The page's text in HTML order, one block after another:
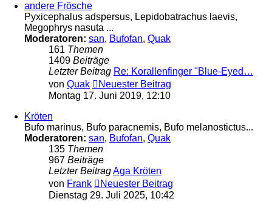
andere Frösche
Pyxicephalus adspersus, Lepidobatrachus laevis,
Megophrys nasuta ...
Moderatoren: san, Bufofan, Quak
161 Themen
1409 Beiträge
Letzter Beitrag Re: Korallenfinger "Blue-Eyed…
von Quak
Neuester Beitrag
Montag 17. Juni 2019, 12:10
Kröten
Bufo marinus, Bufo paracnemis, Bufo melanostictus...
Moderatoren: san, Bufofan, Quak
135 Themen
967 Beiträge
Letzter BeitragAga Kröten
von Frank
Neuester Beitrag
Dienstag 29. Juli 2025, 10:42